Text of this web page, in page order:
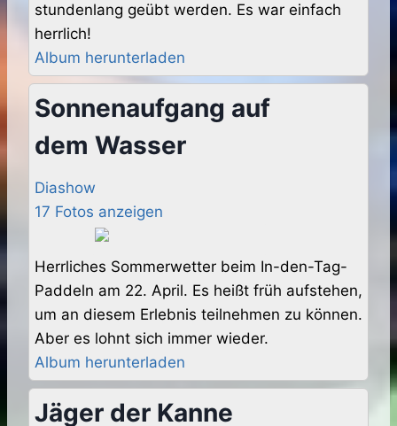
stundenlang geübt werden. Es war einfach
herrlich!
Album herunterladen
Sonnenaufgang auf
dem Wasser
Diashow
17 Fotos anzeigen
Herrliches Sommerwetter beim In-den-Tag-
Paddeln am 22. April. Es heißt früh aufstehen,
um an diesem Erlebnis teilnehmen zu können.
Aber es lohnt sich immer wieder.
Album herunterladen
Jäger der Kanne